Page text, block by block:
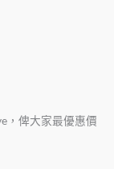
，俾大家最優惠價